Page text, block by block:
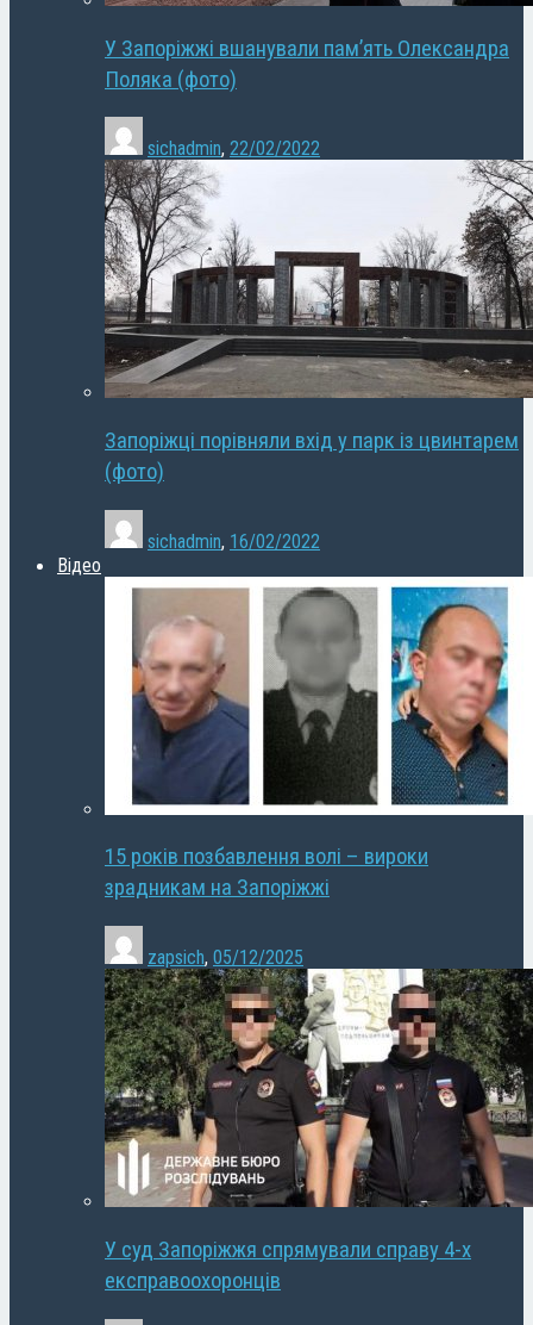
У Запоріжжі вшанували пам’ять Олександра
Поляка (фото)
sichadmin, 22/02/2022
Запоріжці порівняли вхід у парк із цвинтарем
(фото)
sichadmin, 16/02/2022
Відео
15 років позбавлення волі – вироки
зрадникам на Запоріжжі
zapsich, 05/12/2025
У суд Запоріжжя спрямували справу 4-х
експравоохоронців